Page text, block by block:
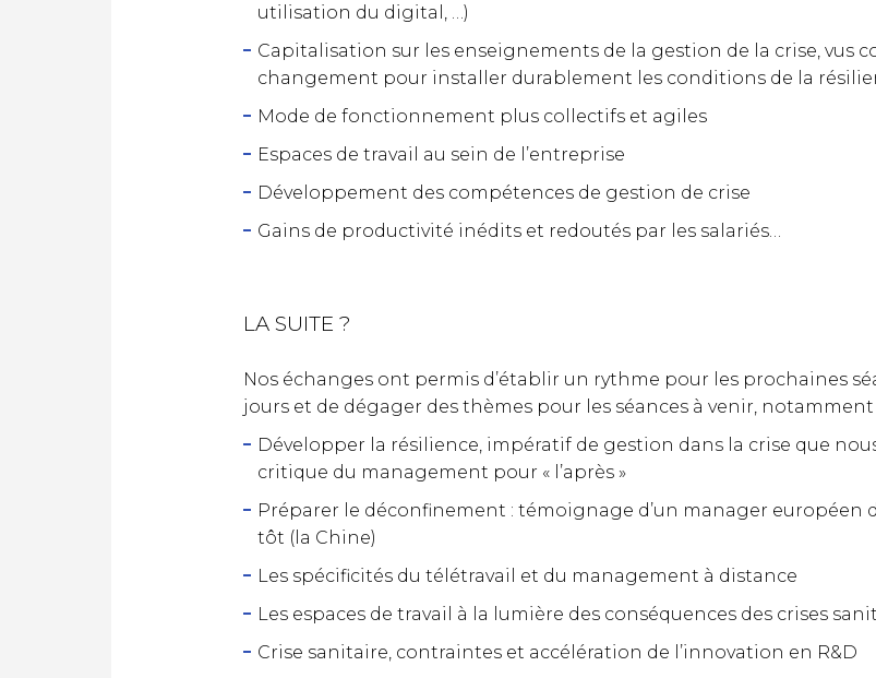
utilisation du digital, …)
Capitalisation sur les enseignements de la gestion de la crise, vus
changement pour installer durablement les conditions de la
Mode de fonctionnement plus collectifs et agiles
Espaces de travail au sein de l’entreprise
Développement des compétences de gestion de crise
Gains de productivité inédits et redoutés par les salariés…
LA SUITE ?
Nos échanges ont permis d’établir un rythme pour les prochaines
jours et de dégager des thèmes pour les séances à venir, notamment
Développer la résilience, impératif de gestion dans la crise que
critique du management pour « l’après »
Préparer le déconfinement : témoignage d’un manager européen
tôt (la Chine)
Les spécificités du télétravail et du management à distance
Les espaces de travail à la lumière des conséquences des crises
Crise sanitaire, contraintes et accélération de l’innovation en R&D